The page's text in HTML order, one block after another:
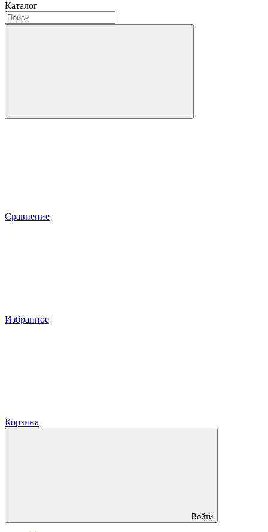
Каталог
Сравнение
Избранное
Корзина
Войти